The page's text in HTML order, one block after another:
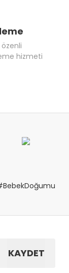
hizmeti
KAYDET